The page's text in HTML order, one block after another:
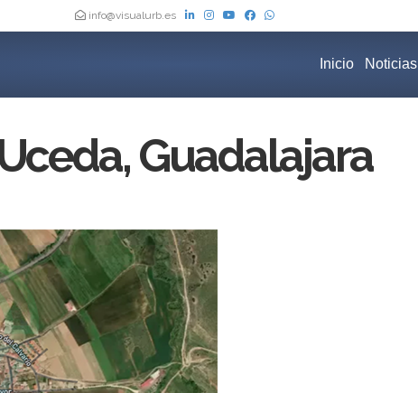
info@visualurb.es
Inicio Noticias
Guadalajara